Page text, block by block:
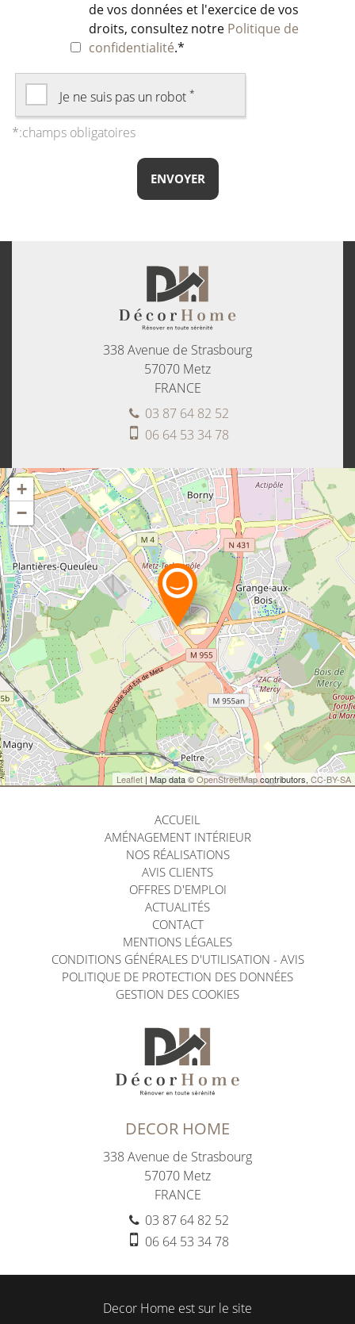
de vos données et l'exercice de vos
droits, consultez notre Politique de
confidentialité.*
Je ne suis pas un robot *
338 Avenue de Strasbourg
57070 Metz
FRANCE
03 87 64 82 52
06 64 53 34 78
+
−
Leaflet | Map data ©OpenStreetMapcontributors, CC-BY-SA
ACCUEIL
AMÉNAGEMENT INTÉRIEUR
NOS RÉALISATIONS
AVIS CLIENTS
OFFRES D'EMPLOI
ACTUALITÉS
CONTACT
MENTIONS LÉGALES
CONDITIONS GÉNÉRALES D'UTILISATION - AVIS
POLITIQUE DE PROTECTION DES DONNÉES
GESTION DES COOKIES
DECOR HOME
338 Avenue de Strasbourg
57070 Metz
FRANCE
03 87 64 82 52
06 64 53 34 78
Decor Home est sur le site